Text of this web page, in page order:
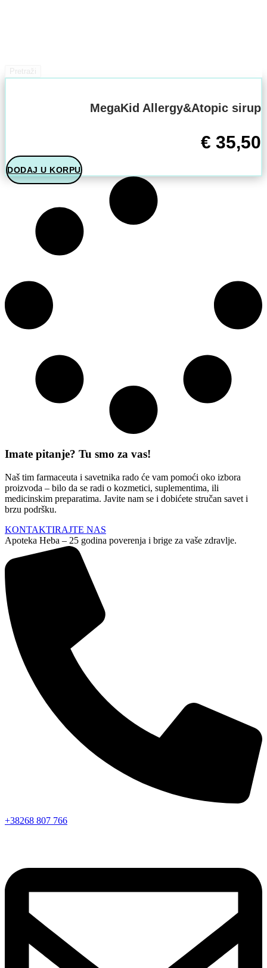
MegaKid Allergy&Atopic sirup
€ 35,50
DODAJ U KORPU
Imate pitanje? Tu smo za vas!
Naš tim farmaceuta i savetnika rado će vam pomoći oko izbora
proizvoda – bilo da se radi o kozmetici, suplementima, ili
medicinskim preparatima. Javite nam se i dobićete stručan savet i
brzu podršku.
KONTAKTIRAJTE NAS
Apoteka Heba – 25 godina poverenja i brige za vaše zdravlje.
+38268 807 766